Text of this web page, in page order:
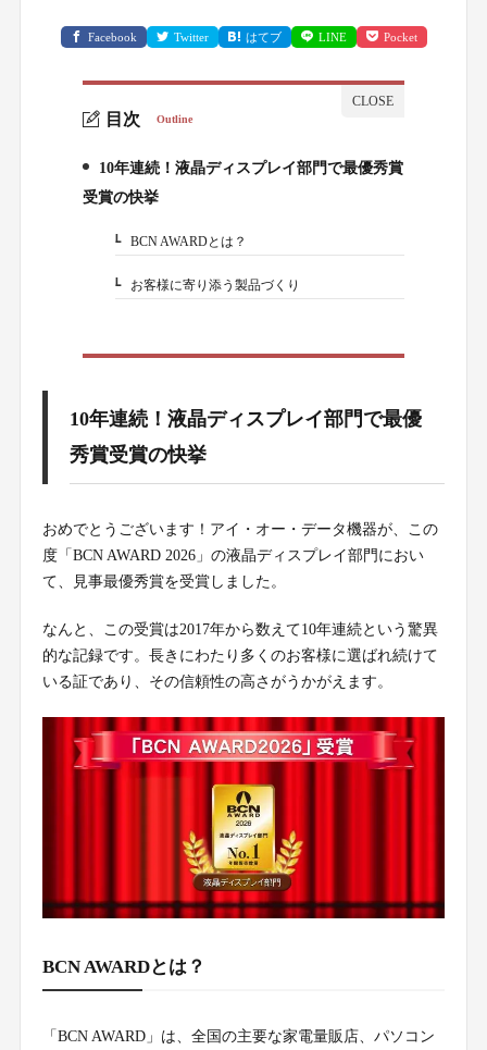
Facebook Twitter はてブ LINE Pocket
目次 Outline
1.
10年連続！液晶ディスプレイ部門で最優秀賞
受賞の快挙
1-1.BCN AWARDとは？
1-2.お客様に寄り添う製品づくり
10年連続！液晶ディスプレイ部門で最優
秀賞受賞の快挙
おめでとうございます！アイ・オー・データ機器が、この
度「BCN AWARD 2026」の液晶ディスプレイ部門におい
て、見事最優秀賞を受賞しました。
なんと、この受賞は2017年から数えて10年連続という驚異
的な記録です。長きにわたり多くのお客様に選ばれ続けて
いる証であり、その信頼性の高さがうかがえます。
BCN AWARDとは？
「BCN AWARD」は、全国の主要な家電量販店、パソコン